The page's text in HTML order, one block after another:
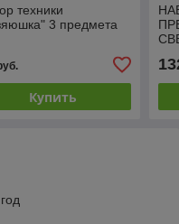
техники
3 предмета
Купить